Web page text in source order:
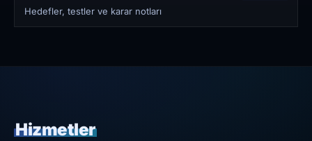
Hedefler, testler ve karar notları
Hizmetler